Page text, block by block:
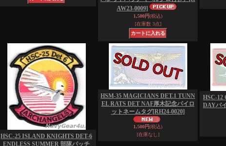
AW23-0009]
1,500円(税込)
[在庫数 3点]
HSC-25 ISLAND KNIGHTS DET-6
ENDLESS SUMMER 部隊パッチ
HSM-35 MAGICIANS DET.1 TUNN
EL RATS DET NAF厚木記念パイロ
ットネームタグ[RH24-0020]
1,500円(税込)
[在庫なし]
HSC-12
DAYパ